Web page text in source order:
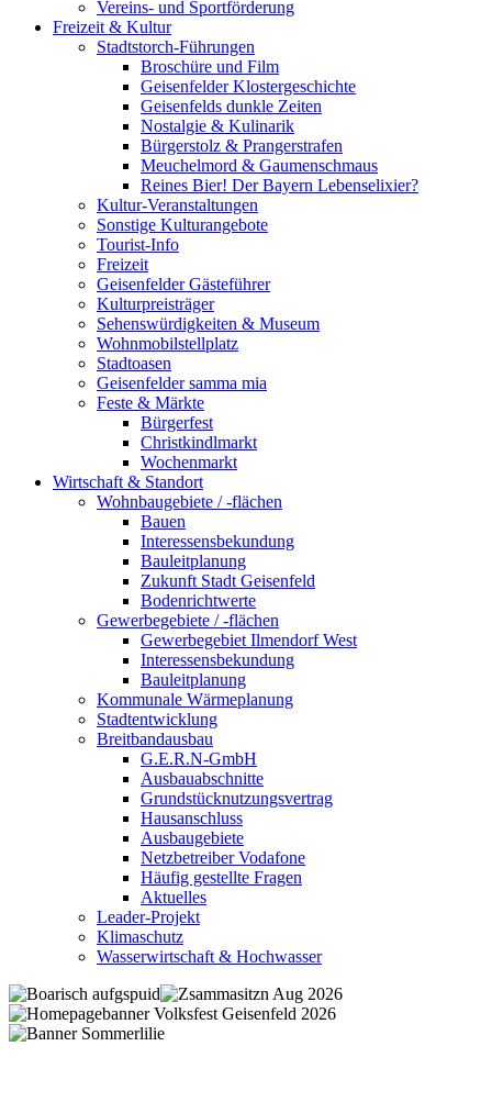
Vereins- und Sportförderung
Freizeit & Kultur
Stadtstorch-Führungen
Broschüre und Film
Geisenfelder Klostergeschichte
Geisenfelds dunkle Zeiten
Nostalgie & Kulinarik
Bürgerstolz & Prangerstrafen
Meuchelmord & Gaumenschmaus
Reines Bier! Der Bayern Lebenselixier?
Kultur-Veranstaltungen
Sonstige Kulturangebote
Tourist-Info
Freizeit
Geisenfelder Gästeführer
Kulturpreisträger
Sehenswürdigkeiten & Museum
Wohnmobilstellplatz
Stadtoasen
Geisenfelder samma mia
Feste & Märkte
Bürgerfest
Christkindlmarkt
Wochenmarkt
Wirtschaft & Standort
Wohnbaugebiete / -flächen
Bauen
Interessensbekundung
Bauleitplanung
Zukunft Stadt Geisenfeld
Bodenrichtwerte
Gewerbegebiete / -flächen
Gewerbegebiet Ilmendorf West
Interessensbekundung
Bauleitplanung
Kommunale Wärmeplanung
Stadtentwicklung
Breitbandausbau
G.E.R.N-GmbH
Ausbauabschnitte
Grundstücknutzungsvertrag
Hausanschluss
Ausbaugebiete
Netzbetreiber Vodafone
Häufig gestellte Fragen
Aktuelles
Leader-Projekt
Klimaschutz
Wasserwirtschaft & Hochwasser